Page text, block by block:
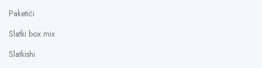
Paketići
Slatki box mix
Slatkishi